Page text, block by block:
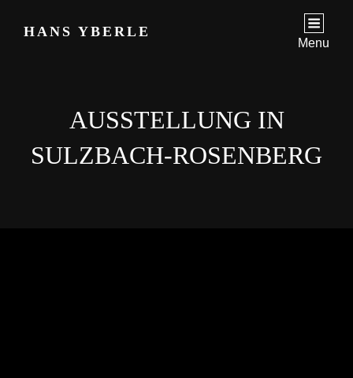
HANS YBERLE
Menu
AUSSTELLUNG IN
SULZBACH-ROSENBERG